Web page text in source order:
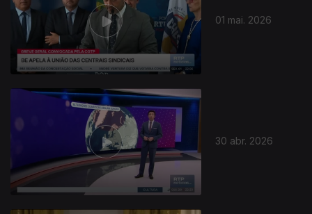
01 mai. 2026
30 abr. 2026